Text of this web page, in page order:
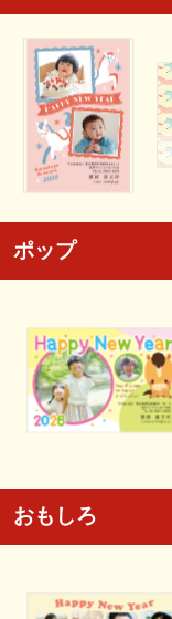
ポップ
おもしろ